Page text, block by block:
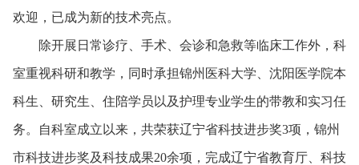
欢迎，已成为新的技术亮点。
除开展日常诊疗、手术、会诊和急救等临床工作外，科
室重视科研和教学，同时承担锦州医科大学、沈阳医学院本
科生、研究生、住陪学员以及护理专业学生的带教和实习任
务。自科室成立以来，共荣获辽宁省科技进步奖3项，锦州
市科技进步奖及科技成果20余项，完成辽宁省教育厅、科技